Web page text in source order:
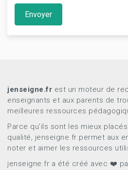
Envoyer
jenseigne.fr est un moteur de
enseignants et aux parents de
meilleures ressources
Parce qu’ils sont les mieux
qualité, jenseigne.fr permet aux
noter et aimer les ressources
jenseigne.fr a été créé avec ❤️